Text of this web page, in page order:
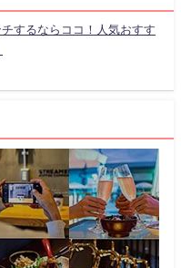
チするならココ！人気おすす